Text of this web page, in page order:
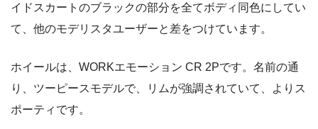
イドスカートのブラックの部分を全てボディ同色にしてい
て、他のモデリスタユーザーと差をつけています。
ホイールは、WORKエモーション CR 2Pです。名前の通
り、ツーピースモデルで、リムが強調されていて、よりス
ポーティです。